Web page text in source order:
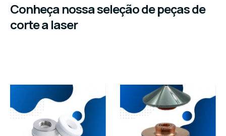
Conheça nossa seleção de peças de
corte a laser